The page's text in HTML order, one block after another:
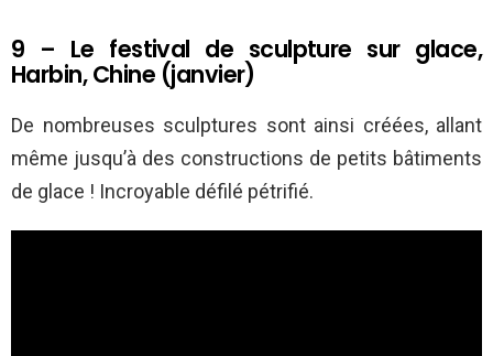
9 – Le festival de sculpture sur glace,
Harbin, Chine (janvier)
De nombreuses sculptures sont ainsi créées, allant
même jusqu’à des constructions de petits bâtiments
de glace ! Incroyable défilé pétrifié.